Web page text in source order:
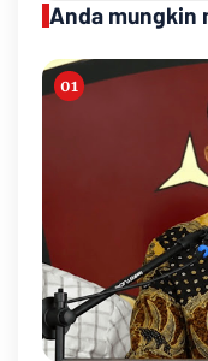
Anda mungkin